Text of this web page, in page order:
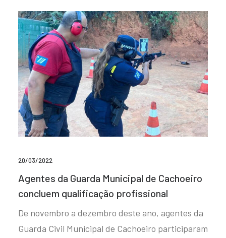
20/03/2022
Agentes da Guarda Municipal de Cachoeiro
concluem qualificação profissional
De novembro a dezembro deste ano, agentes da
Guarda Civil Municipal de Cachoeiro participaram